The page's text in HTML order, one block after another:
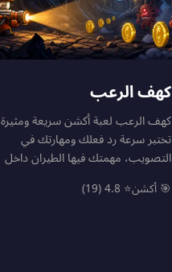
كهف الرعب
كهف الرعب لعبة أكشن سريعة ومثيرة
تختبر سرعة رد فعلك ومهارتك في
التصويب، مهمتك فيها الطيران داخل
التي تعترض طريقك. استخدم دفعات
🎯 أكشن⭐ 4.8 (19)